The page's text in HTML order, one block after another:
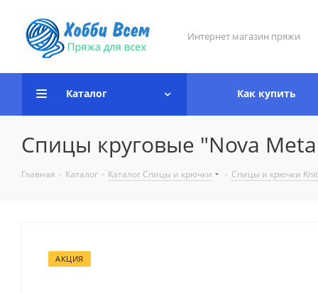
Интернет магазин пряжи
Каталог Как купить
Спицы круговые "Nova
Главная - Каталог - Каталог Спицы и крючки - Спицы и крючки
АКЦИЯ